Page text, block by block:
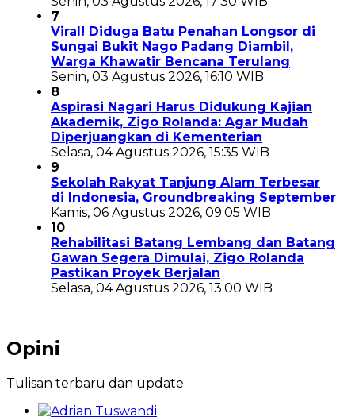
7
Viral! Diduga Batu Penahan Longsor di
Sungai Bukit Nago Padang Diambil,
Warga Khawatir Bencana Terulang
Senin, 03 Agustus 2026, 16:10 WIB
8
Aspirasi Nagari Harus Didukung Kajian
Akademik, Zigo Rolanda: Agar Mudah
Diperjuangkan di Kementerian
Selasa, 04 Agustus 2026, 15:35 WIB
9
Sekolah Rakyat Tanjung Alam Terbesar
di Indonesia, Groundbreaking September
Kamis, 06 Agustus 2026, 09:05 WIB
10
Rehabilitasi Batang Lembang dan Batang
Gawan Segera Dimulai, Zigo Rolanda
Pastikan Proyek Berjalan
Selasa, 04 Agustus 2026, 13:00 WIB
Opini
Tulisan terbaru dan update